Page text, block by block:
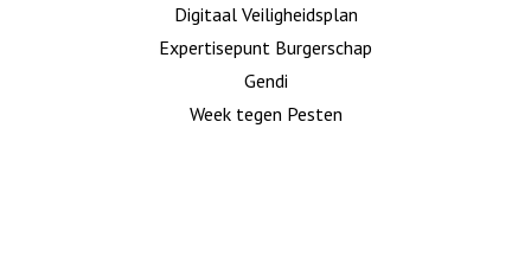
Digitaal Veiligheidsplan
Expertisepunt Burgerschap
Gendi
Week tegen Pesten